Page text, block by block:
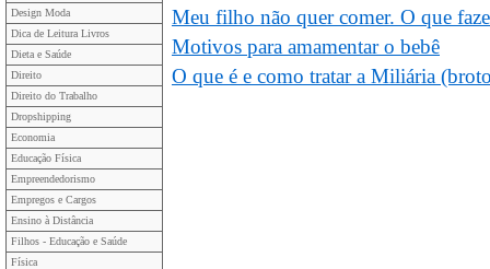
Design Moda
Dica de Leitura Livros
Dieta e Saúde
Direito
Direito do Trabalho
Dropshipping
Economia
Educação Física
Empreendedorismo
Empregos e Cargos
Ensino à Distância
Filhos - Educação e Saúde
Física
Meu filho não quer comer. O que
Motivos para amamentar o bebê
O que é e como tratar a Miliária